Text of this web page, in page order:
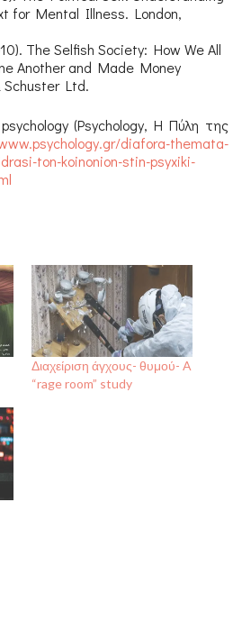
for Mental Illness. London,
The Selfish Society: How We All
Another and Made Money
Schuster Ltd.
(Psychology, Η Πύλη της
diafora-themata-
ton-koinonion-stin-psyxiki-
Διαχείριση άγχους- θυμού- A
“rage room” study